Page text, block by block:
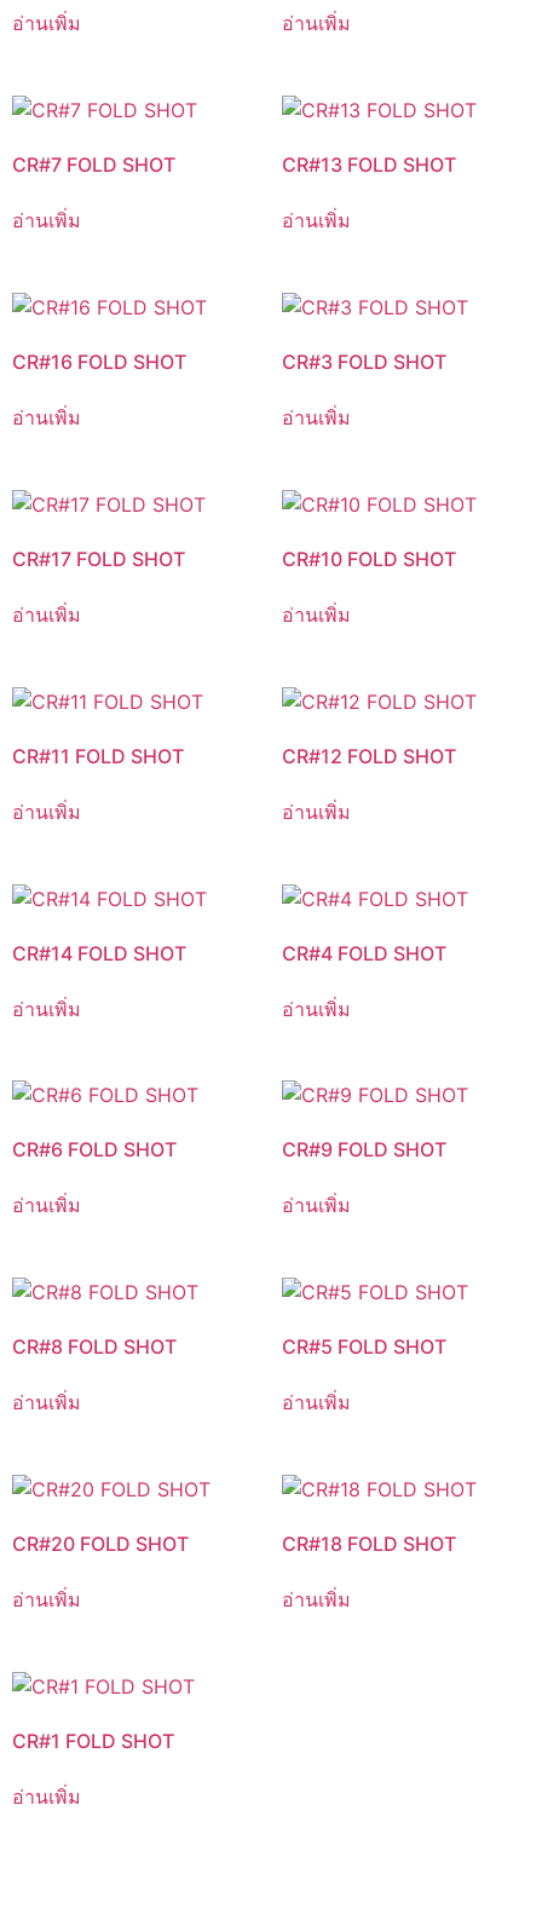
อ่านเพิ่ม อ่านเพิ่ม
CR#7 FOLD SHOT
อ่านเพิ่ม
CR#13 FOLD SHOT
อ่านเพิ่ม
CR#16 FOLD SHOT
อ่านเพิ่ม
CR#3 FOLD SHOT
อ่านเพิ่ม
CR#17 FOLD SHOT
อ่านเพิ่ม
CR#10 FOLD SHOT
อ่านเพิ่ม
CR#11 FOLD SHOT
อ่านเพิ่ม
CR#12 FOLD SHOT
อ่านเพิ่ม
CR#14 FOLD SHOT
อ่านเพิ่ม
CR#4 FOLD SHOT
อ่านเพิ่ม
CR#6 FOLD SHOT
อ่านเพิ่ม
CR#9 FOLD SHOT
อ่านเพิ่ม
CR#8 FOLD SHOT
อ่านเพิ่ม
CR#5 FOLD SHOT
อ่านเพิ่ม
CR#20 FOLD SHOT
อ่านเพิ่ม
CR#18 FOLD SHOT
อ่านเพิ่ม
CR#1 FOLD SHOT
อ่านเพิ่ม